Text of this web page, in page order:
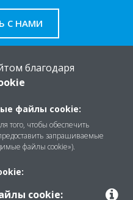
С НАМИ
благодаря
файлы cookie:
того, чтобы обеспечить
запрашиваемые
файлы cookie»).
cookie: